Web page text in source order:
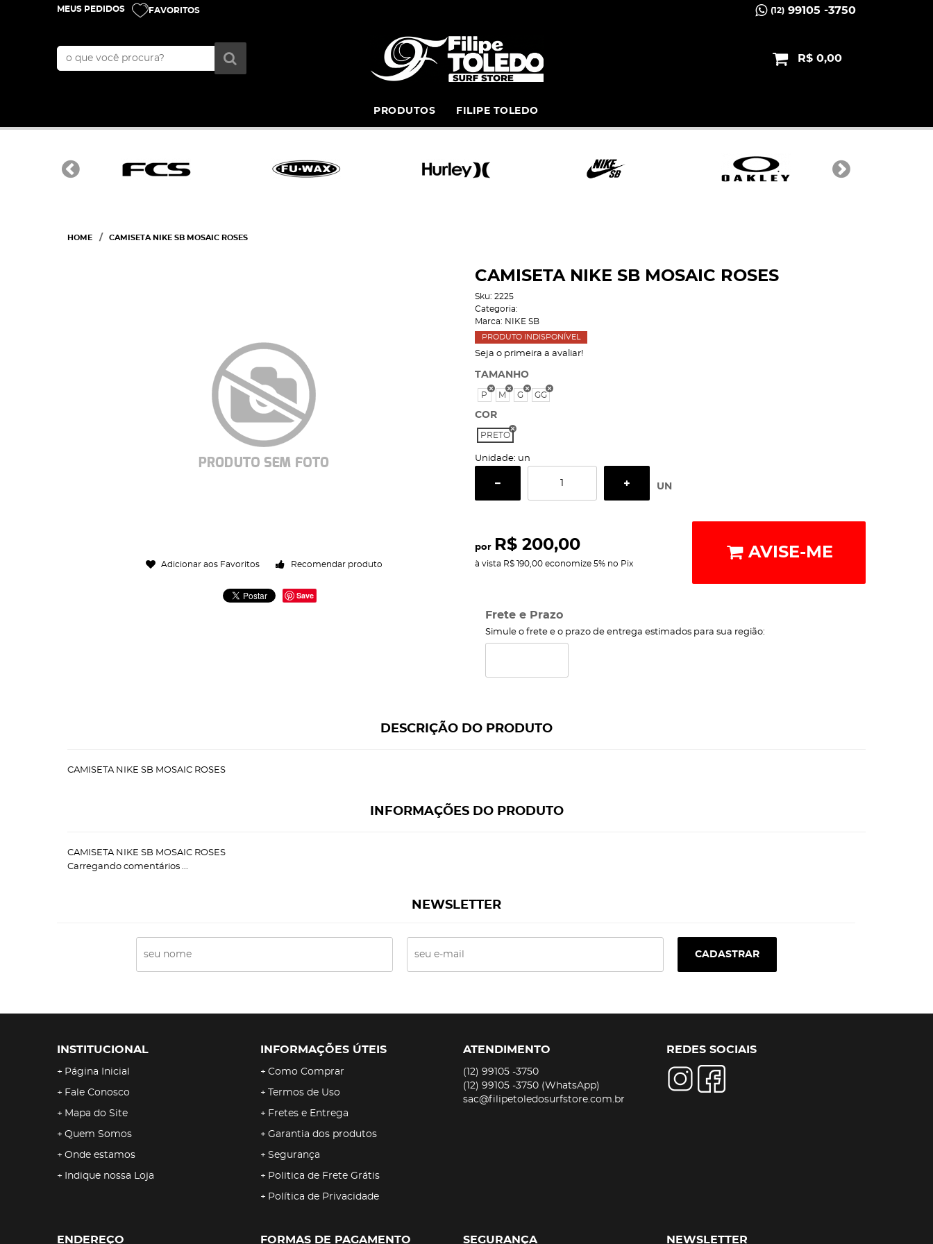
MEUS PEDIDOS FAVORITOS (12)99105 -3750
R$ 0,00
PRODUTOS FILIPE TOLEDO
HOME CAMISETA NIKE SB MOSAIC ROSES
Adicionar aos Favoritos Recomendar produto
Save
CAMISETA NIKE SB MOSAIC ROSES
Sku: 2225
Categoria:
Marca: NIKE SB
PRODUTO INDISPONÍVEL
Seja o primeira a avaliar!
TAMANHO
P M G GG
COR
PRETO
Unidade: un
UN
por R$ 200,00
à vista R$ 190,00economize 5% no Pix
AVISE-ME
Frete e Prazo
Simule o frete e o prazo de entrega estimados para sua região:
DESCRIÇÃO DO PRODUTO
CAMISETA NIKE SB MOSAIC ROSES
INFORMAÇÕES DO PRODUTO
CAMISETA NIKE SB MOSAIC ROSES
Carregando comentários ...
NEWSLETTER
CADASTRAR
INSTITUCIONAL
Página Inicial
Fale Conosco
Mapa do Site
Quem Somos
Onde estamos
Indique nossa Loja
INFORMAÇÕES ÚTEIS
Como Comprar
Termos de Uso
Fretes e Entrega
Garantia dos produtos
Segurança
Politica de Frete Grátis
Política de Privacidade
ATENDIMENTO
(12) 99105 -3750
(12) 99105 -3750 (WhatsApp)
sac@filipetoledosurfstore.com.br
REDES SOCIAIS
ENDEREÇO FORMAS DE PAGAMENTO SEGURANÇA NEWSLETTER